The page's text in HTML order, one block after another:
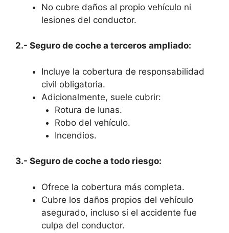
No cubre daños al propio vehículo ni
lesiones del conductor.
2.- Seguro de coche a terceros ampliado:
Incluye la cobertura de responsabilidad
civil obligatoria.
Adicionalmente, suele cubrir:
Rotura de lunas.
Robo del vehículo.
Incendios.
3.- Seguro de coche a todo riesgo:
Ofrece la cobertura más completa.
Cubre los daños propios del vehículo
asegurado, incluso si el accidente fue
culpa del conductor.